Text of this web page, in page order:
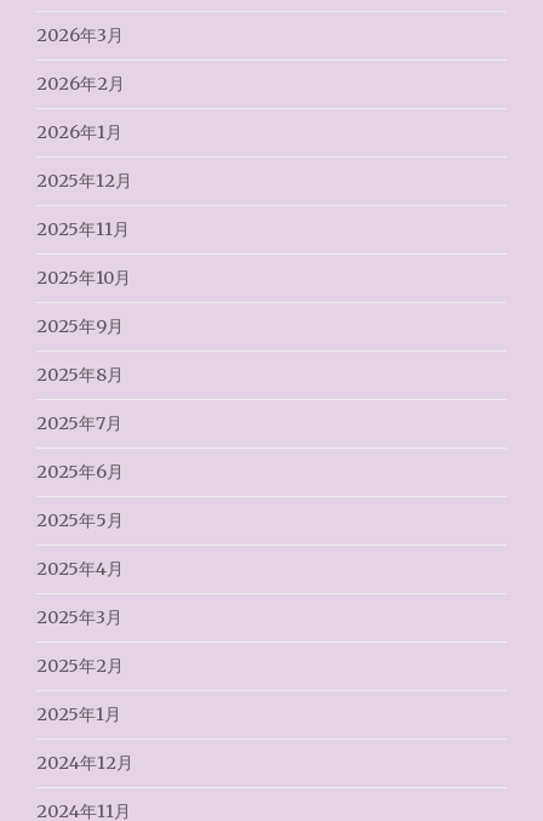
2026年3月
2026年2月
2026年1月
2025年12月
2025年11月
2025年10月
2025年9月
2025年8月
2025年7月
2025年6月
2025年5月
2025年4月
2025年3月
2025年2月
2025年1月
2024年12月
2024年11月